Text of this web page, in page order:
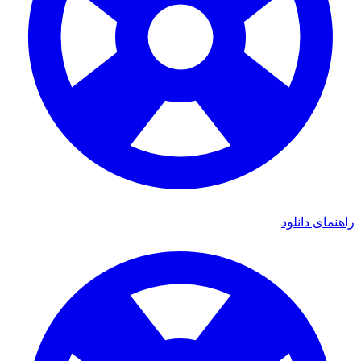
دانلود